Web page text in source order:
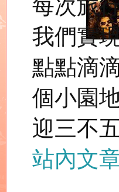
每次旅
我們實
點點滴
個小園
迎三不
站內文